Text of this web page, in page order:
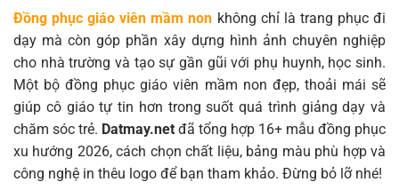
Đồng phục giáo viên mầm non không chỉ là trang phục đi
dạy mà còn góp phần xây dựng hình ảnh chuyên nghiệp
cho nhà trường và tạo sự gần gũi với phụ huynh, học sinh.
Một bộ đồng phục giáo viên mầm non đẹp, thoải mái sẽ
giúp cô giáo tự tin hơn trong suốt quá trình giảng dạy và
chăm sóc trẻ. Datmay.net đã tổng hợp 16+ mẫu đồng phục
xu hướng 2026, cách chọn chất liệu, bảng màu phù hợp và
công nghệ in thêu logo để bạn tham khảo. Đừng bỏ lỡ nhé!